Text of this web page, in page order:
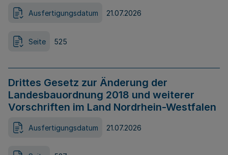
Ausfertigungsdatum 21.07.2026
Seite 525
Drittes Gesetz zur Änderung der
Landesbauordnung 2018 und weiterer
Vorschriften im Land Nordrhein-Westfalen
Ausfertigungsdatum 21.07.2026